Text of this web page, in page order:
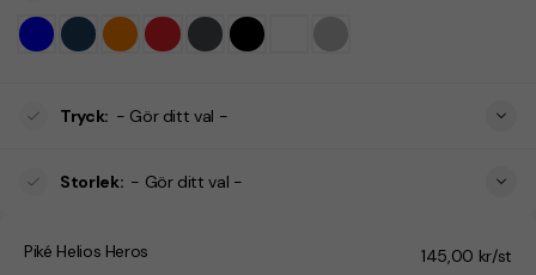
Tryck: - Gör ditt val -
Storlek: - Gör ditt val -
Piké Helios Heros
145,00 kr/st